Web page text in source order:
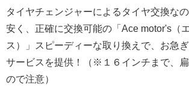
タイヤチェンジャーによるタイヤ交換な
安く、正確に交換可能の「Ace motor's（
ス）」スピーディーな取り換えで、お急
サービスを提供！（※１６インチまで、
ので注意）